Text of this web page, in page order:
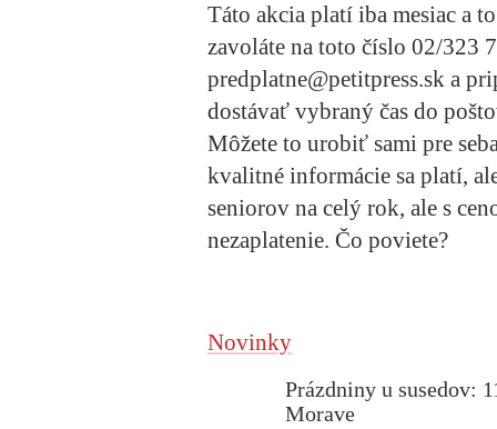
Táto akcia platí iba mesiac a
zavoláte na toto číslo 02/323
predplatne@petitpress.sk a
dostávať vybraný čas do
Môžete to urobiť sami pre
kvalitné informácie sa platí,
seniorov na celý rok, ale s
nezaplatenie. Čo poviete?
Novinky
Prázdniny u susedov:
Morave